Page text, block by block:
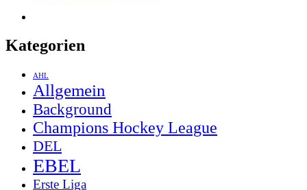
Kategorien
AHL
Allgemein
Background
Champions Hockey League
DEL
EBEL
Erste Liga